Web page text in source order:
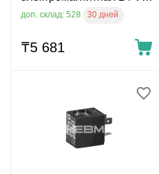
доп. склад: 528 30 дней
₸5 681